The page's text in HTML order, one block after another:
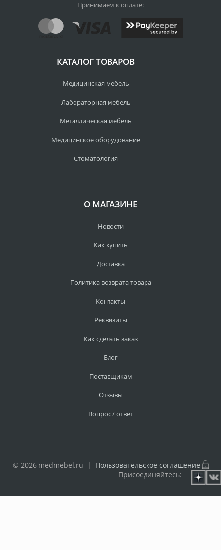
Принимаем к оплате:
КАТАЛОГ ТОВАРОВ
Медицинская мебель
Лабораторная мебель
Металлическая мебель
Медицинское оборудование
Стоматология
О МАГАЗИНЕ
Новости
Как купить
Доставка
Политика возврата товара
Контакты
Реквизиты
Как сделать заказ
Блог
Поставщикам
Отзывы
Вопрос / ответ
© 2026 medmebel.ru | Пользовательское соглашение
Присоединяйтесь: